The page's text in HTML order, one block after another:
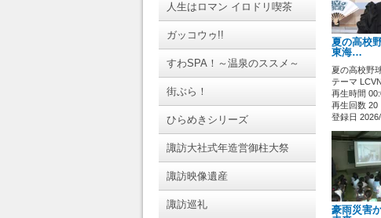
人生はロマン イロドリ喫茶
ガッコウゥ!!
すわSPA！～温泉のススメ～
街ぶら！
ひらめきシリーズ
諏訪大社式年造営御柱大祭
諏訪映像遺産
諏訪巡礼
夏の高校
東海…
夏の高校野
テーマ
再生時間
再生回数 20
登録日
豪雨災害